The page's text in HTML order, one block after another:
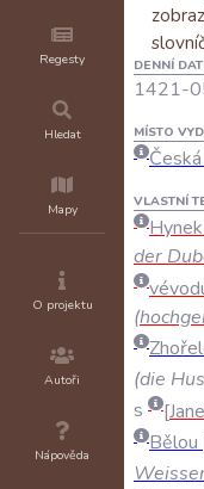
Regesty
Hledat
Mapy
O projektu
Autoři
Nápověda
DENNÍ
1421-
MÍSTO
VLASTNÍ
Hynek
der
(
(die
s
Bělou